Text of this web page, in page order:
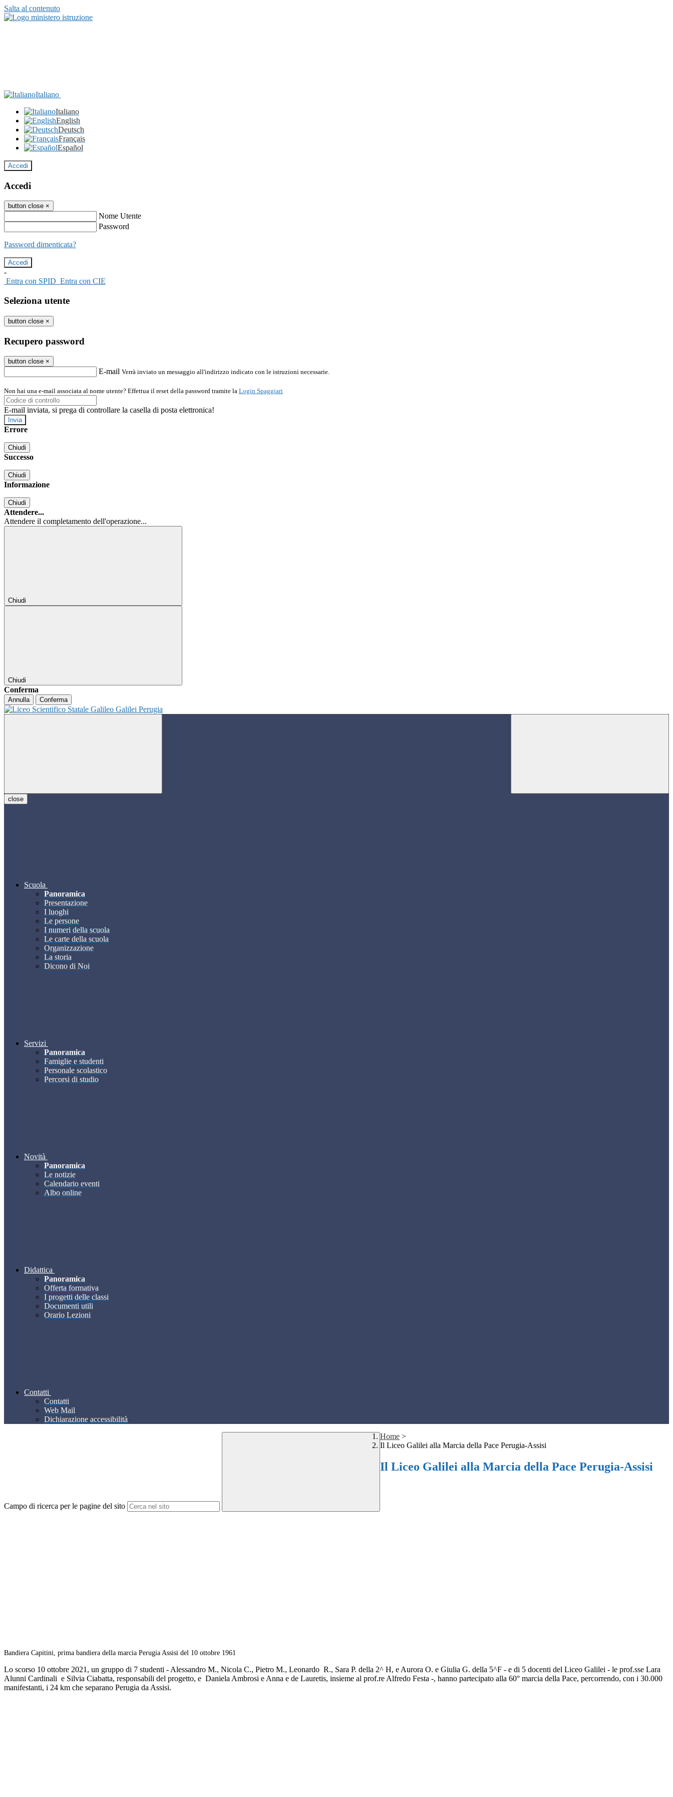
Salta al contenuto
Italiano
Italiano
English
Deutsch
Français
Español
Accedi
Accedi
button close ×
Nome Utente
Password
Password dimenticata?
-
Entra con SPID Entra con CIE
Seleziona utente
button close ×
Recupero password
button close ×
E-mail Verrà inviato un messaggio all'indirizzo indicato con le istruzioni necessarie.
Non hai una e-mail associata al nome utente? Effettua il reset della password tramite la Login Spaggiari
E-mail inviata, si prega di controllare la casella di posta elettronica!
Errore
Chiudi
Successo
Chiudi
Informazione
Chiudi
Attendere...
Attendere il completamento dell'operazione...
Chiudi
Chiudi
Conferma
Annulla Conferma
close
Scuola
Panoramica
Presentazione
I luoghi
Le persone
I numeri della scuola
Le carte della scuola
Organizzazione
La storia
Dicono di Noi
Servizi
Panoramica
Famiglie e studenti
Personale scolastico
Percorsi di studio
Novità
Panoramica
Le notizie
Calendario eventi
Albo online
Didattica
Panoramica
Offerta formativa
I progetti delle classi
Documenti utili
Orario Lezioni
Contatti
Contatti
Web Mail
Dichiarazione accessibilità
Campo di ricerca per le pagine del sito
Home >
Il Liceo Galilei alla Marcia della Pace Perugia-Assisi
Il Liceo Galilei alla Marcia della Pace Perugia-Assisi
Bandiera Capitini, prima bandiera della marcia Perugia Assisi del 10 ottobre 1961
Lo scorso 10 ottobre 2021, un gruppo di 7 studenti - Alessandro M., Nicola C., Pietro M., Leonardo R., Sara P. della 2^ H, e Aurora O. e Giulia G. della 5^F - e di 5 docenti del Liceo Galilei - le prof.sse Lara
Alunni Cardinali e Silvia Ciabatta, responsabili del progetto, e Daniela Ambrosi e Anna e de Lauretis, insieme al prof.re Alfredo Festa -, hanno partecipato alla 60° marcia della Pace, percorrendo, con i 30.000
manifestanti, i 24 km che separano Perugia da Assisi.